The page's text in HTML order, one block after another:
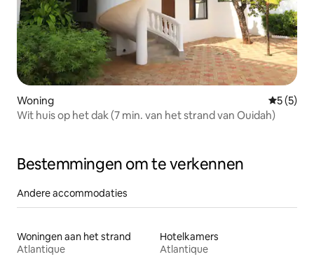
Woning
5 (5)
Wit huis op het dak (7 min. van het strand van Ouidah)
Bestemmingen om te verkennen
Andere accommodaties
Woningen aan het strand
Atlantique
Hotelkamers
Atlantique